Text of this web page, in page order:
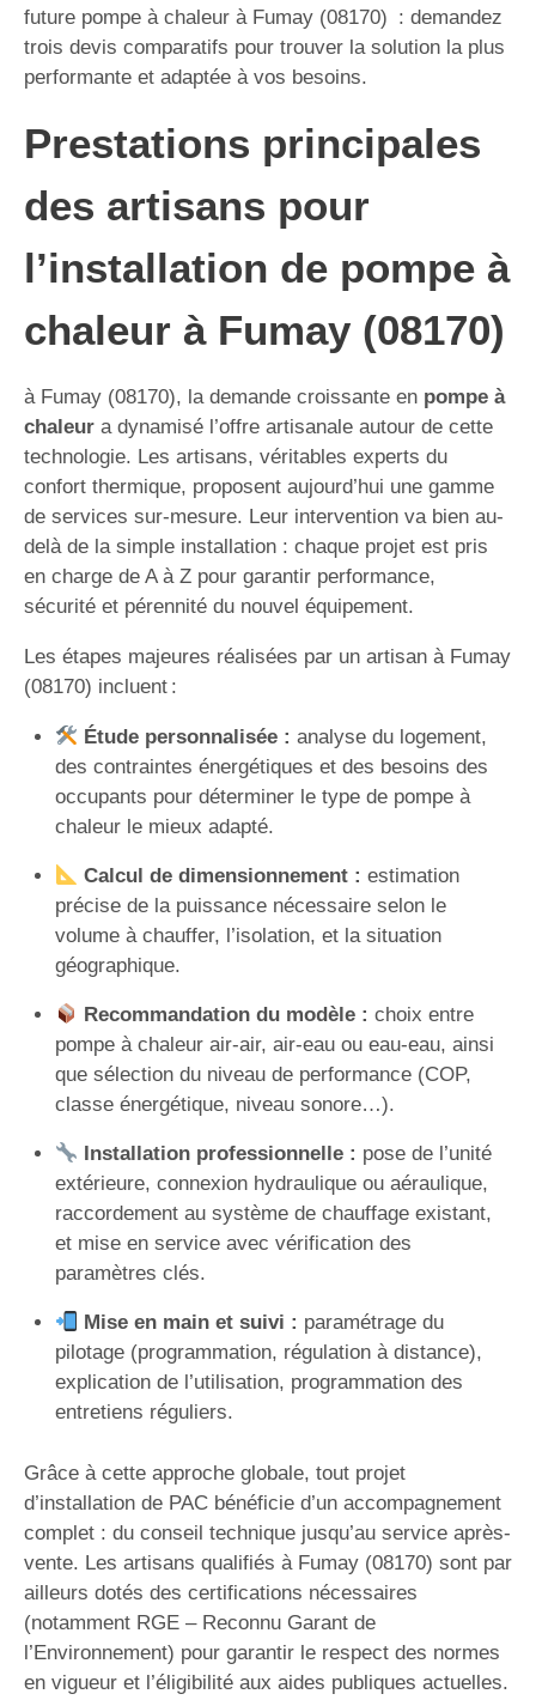
future pompe à chaleur à Fumay (08170) : demandez
trois devis comparatifs pour trouver la solution la plus
performante et adaptée à vos besoins.
Prestations principales
des artisans pour
l’installation de pompe à
chaleur à Fumay (08170)
à Fumay (08170), la demande croissante en pompe à
chaleur a dynamisé l’offre artisanale autour de cette
technologie. Les artisans, véritables experts du
confort thermique, proposent aujourd’hui une gamme
de services sur-mesure. Leur intervention va bien au-
delà de la simple installation : chaque projet est pris
en charge de A à Z pour garantir performance,
sécurité et pérennité du nouvel équipement.
Les étapes majeures réalisées par un artisan à Fumay
(08170) incluent :
Étude personnalisée : analyse du logement,
des contraintes énergétiques et des besoins des
occupants pour déterminer le type de pompe à
chaleur le mieux adapté.
Calcul de dimensionnement : estimation
précise de la puissance nécessaire selon le
volume à chauffer, l’isolation, et la situation
géographique.
Recommandation du modèle : choix entre
pompe à chaleur air-air, air-eau ou eau-eau, ainsi
que sélection du niveau de performance (COP,
classe énergétique, niveau sonore…).
Installation professionnelle : pose de l’unité
extérieure, connexion hydraulique ou aéraulique,
raccordement au système de chauffage existant,
et mise en service avec vérification des
paramètres clés.
Mise en main et suivi : paramétrage du
pilotage (programmation, régulation à distance),
explication de l’utilisation, programmation des
entretiens réguliers.
Grâce à cette approche globale, tout projet
d’installation de PAC bénéficie d’un accompagnement
complet : du conseil technique jusqu’au service après-
vente. Les artisans qualifiés à Fumay (08170) sont par
ailleurs dotés des certifications nécessaires
(notamment RGE – Reconnu Garant de
l’Environnement) pour garantir le respect des normes
en vigueur et l’éligibilité aux aides publiques actuelles.